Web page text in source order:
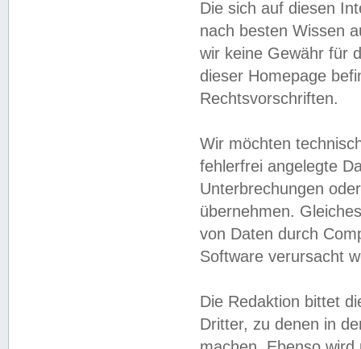
Die sich auf diesen
nach besten Wissen
wir keine Gewähr für
dieser Homepage
Rechtsvorschriften.
Wir möchten
fehlerfrei angelegte
Unterbrechungen
übernehmen.
von Daten durch
Software verursacht
Die Redaktion bittet
Dritter, zu denen in